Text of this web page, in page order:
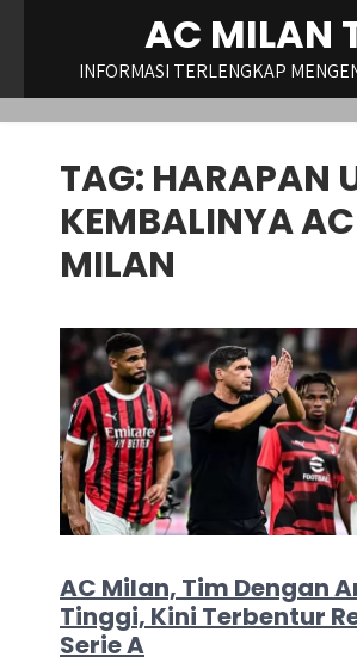
AC MILAN
INFORMASI TERLENGKAP
TAG: HARAPAN
KEMBALINYA AC
MILAN
AC Milan, Tim Dengan
Tinggi, Kini Terbentur
Serie A